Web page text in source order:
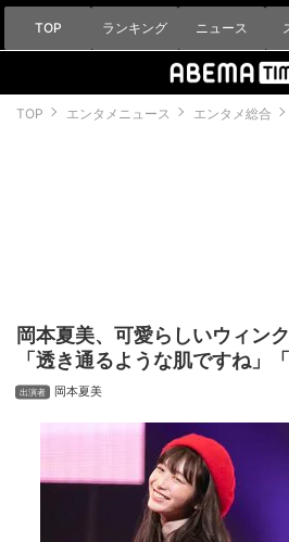
TOP ランキング ニュース
TOP エンタメニュース エンタメ総合
岡本夏美、可愛らしいウィン
「透き通るような肌ですね」
岡本夏美